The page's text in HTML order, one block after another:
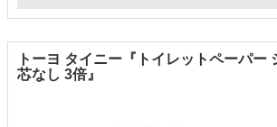
トーヨ タイニー『トイレットペーパー
芯なし 3倍』